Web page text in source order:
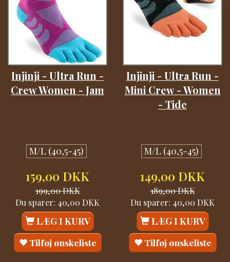
Injinji - Ultra Run -
Crew Women - Jam
M/L (40,5-45)
159,00 DKK
199,00 DKK
Du sparer: 40,00 DKK
LÆG I KURV
Tilføj ønskeliste
Injinji - Ultra Run -
Mini Crew - Women
- Tide
M/L (40,5-45)
149,00 DKK
189,00 DKK
Du sparer: 40,00 DKK
LÆG I KURV
Tilføj ønskeliste